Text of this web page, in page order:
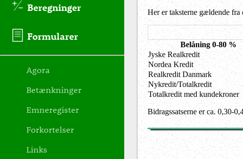
Her er taksterne gældende
Belåning 0-80 %
Jyske Realkredit
Nordea Kredit
Realkredit Danmark
Nykredit/Totalkredit
Totalkredit med kundekroner
Bidragssatserne er ca. 0,30-
Beregninger
Formularer
Agora
Betænkninger
Emneregister
Forkortelser
Links